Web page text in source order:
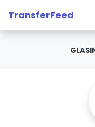
TransferFeed